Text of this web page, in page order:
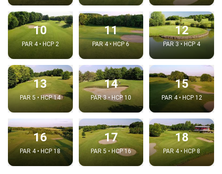
10
PAR 4 • HCP 2
11
PAR 4 • HCP 6
12
PAR 3 • HCP 4
13
PAR 5 • HCP 14
14
PAR 3 • HCP 10
15
PAR 4 • HCP 12
16
PAR 4 • HCP 18
17
PAR 5 • HCP 16
18
PAR 4 • HCP 8